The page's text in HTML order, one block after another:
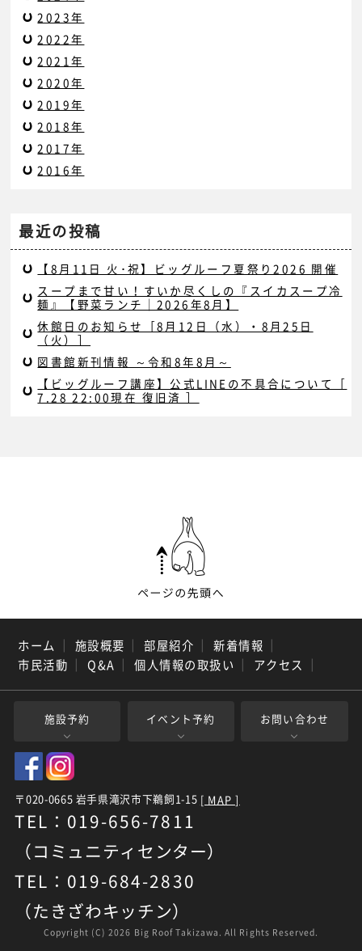
2023年
2022年
2021年
2020年
2019年
2018年
2017年
2016年
最近の投稿
【8月11日 火･祝】ビッグルーフ夏祭り2026 開催
スープまで甘い！すいか尽くしの『スイカスープ冷
麺』【野菜ランチ｜2026年8月】
休館日のお知らせ［8月12日（水）・8月25日
（火）］
図書館新刊情報 ～令和8年8月～
【ビッグルーフ講座】公式LINEの不具合について［
7.28 22:00現在 復旧済 ］
ホーム ｜ 施設概要 ｜ 部屋紹介 ｜ 新着情報 ｜
市民活動 ｜ Q&A ｜ 個人情報の取扱い ｜ アクセス ｜
施設予約 イベント予約 お問い合わせ
〒020-0665 岩手県滝沢市下鵜飼1-15 [ MAP ]
TEL：019-656-7811
（コミュニティセンター）
TEL：019-684-2830
（たきざわキッチン）
Copyright (C)2026 Big Roof Takizawa. All Rights Reserved.